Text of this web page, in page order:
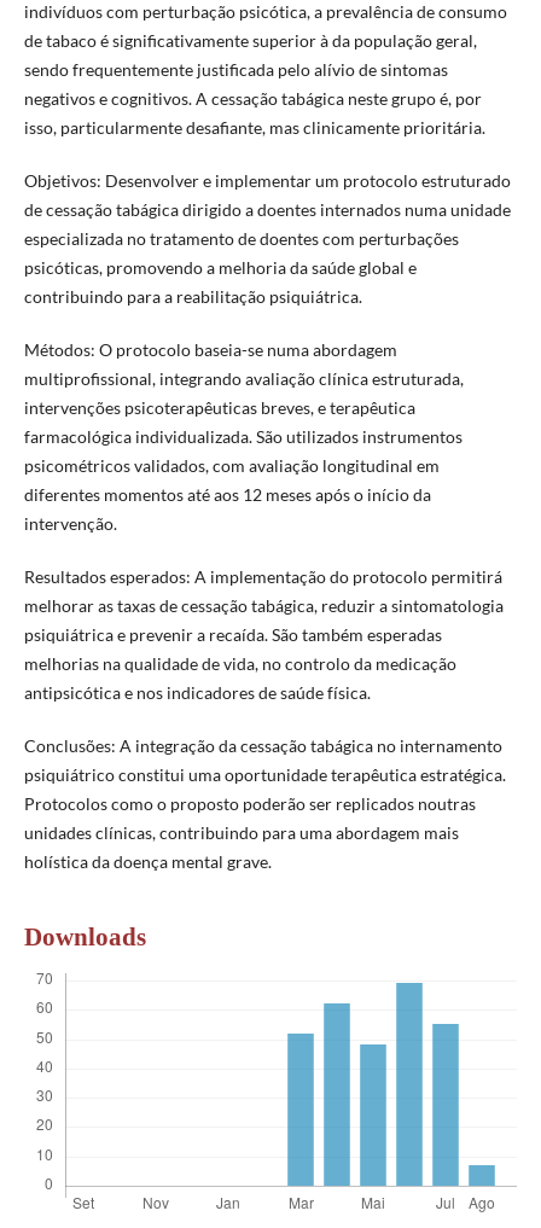
indivíduos com perturbação psicótica, a prevalência de consumo
de tabaco é significativamente superior à da população geral,
sendo frequentemente justificada pelo alívio de sintomas
negativos e cognitivos. A cessação tabágica neste grupo é, por
isso, particularmente desafiante, mas clinicamente prioritária.
Objetivos: Desenvolver e implementar um protocolo estruturado
de cessação tabágica dirigido a doentes internados numa unidade
especializada no tratamento de doentes com perturbações
psicóticas, promovendo a melhoria da saúde global e
contribuindo para a reabilitação psiquiátrica.
Métodos: O protocolo baseia-se numa abordagem
multiprofissional, integrando avaliação clínica estruturada,
intervenções psicoterapêuticas breves, e terapêutica
farmacológica individualizada. São utilizados instrumentos
psicométricos validados, com avaliação longitudinal em
diferentes momentos até aos 12 meses após o início da
intervenção.
Resultados esperados: A implementação do protocolo permitirá
melhorar as taxas de cessação tabágica, reduzir a sintomatologia
psiquiátrica e prevenir a recaída. São também esperadas
melhorias na qualidade de vida, no controlo da medicação
antipsicótica e nos indicadores de saúde física.
Conclusões: A integração da cessação tabágica no internamento
psiquiátrico constitui uma oportunidade terapêutica estratégica.
Protocolos como o proposto poderão ser replicados noutras
unidades clínicas, contribuindo para uma abordagem mais
holística da doença mental grave.
Downloads